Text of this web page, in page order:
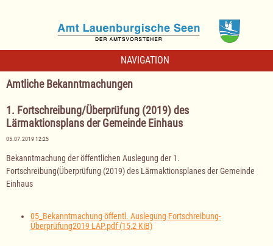
NAVIGATION
Amtliche Bekanntmachungen
1. Fortschreibung/Überprüfung (2019) des
Lärmaktionsplans der Gemeinde Einhaus
05.07.2019 12:25
Bekanntmachung der öffentlichen Auslegung der 1.
Fortschreibung(Überprüfung (2019) des Lärmaktionsplanes der Gemeinde
Einhaus
05_Bekanntmachung öffentl. Auslegung Fortschreibung-
Überprüfung2019 LAP.pdf(15,2 KiB)